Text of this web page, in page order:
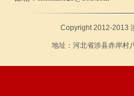
Copyright 2012-2013
地址：河北省涉县赤岸村